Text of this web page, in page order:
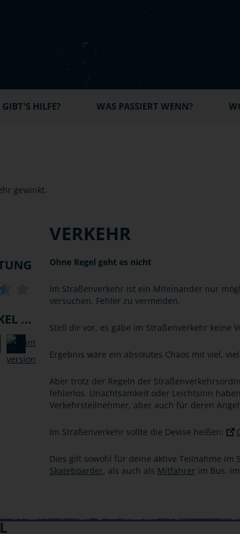
HILFE? WAS PASSIERT WENN?
VERKEHR
Ohne Regel geht es nicht
Im Straßenverkehr ist ein Miteinander nur
versuchen, Fehler zu vermeiden.
Stell dir vor, es gäbe im Straßenverkehr keine
Ergebnis wäre ein absolutes Chaos mit viel,
Aber trotz der Regeln der
fehlerlos. Unachtsamkeit oder Leichtsinn
Verkehrsteilnehmer, aber auch für deren
Im Straßenverkehr sollte die Devise heißen:
Dies gilt sowohl für deine aktive Teilnahme im
Skateboarder, als auch als Mitfahrer im Bus,
...